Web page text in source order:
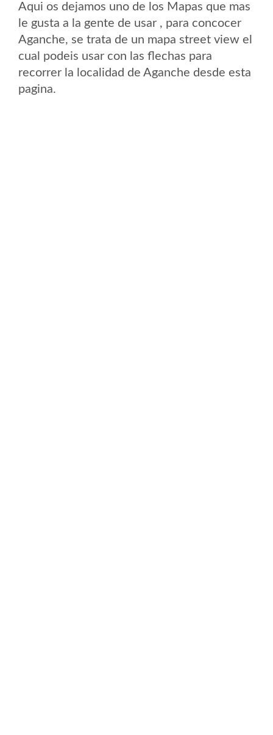
Aqui os dejamos uno de los Mapas que mas
le gusta a la gente de usar , para concocer
Aganche, se trata de un mapa street view el
cual podeis usar con las flechas para
recorrer la localidad de Aganche desde esta
pagina.